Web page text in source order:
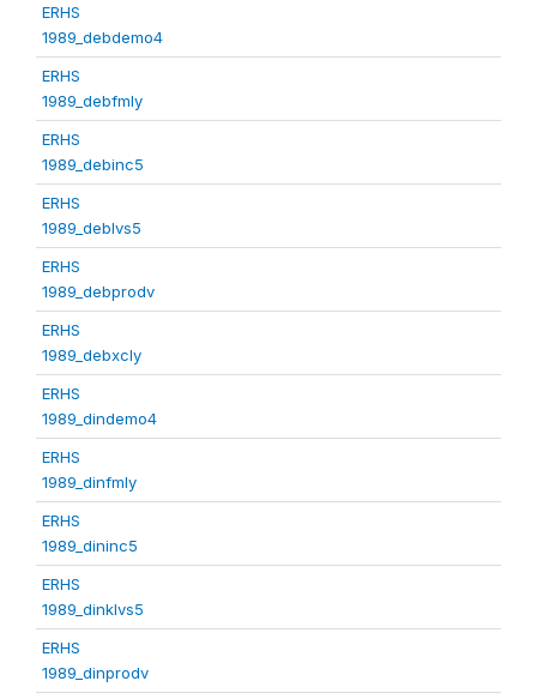
ERHS
1989_debdemo4
ERHS
1989_debfmly
ERHS
1989_debinc5
ERHS
1989_deblvs5
ERHS
1989_debprodv
ERHS
1989_debxcly
ERHS
1989_dindemo4
ERHS
1989_dinfmly
ERHS
1989_dininc5
ERHS
1989_dinklvs5
ERHS
1989_dinprodv